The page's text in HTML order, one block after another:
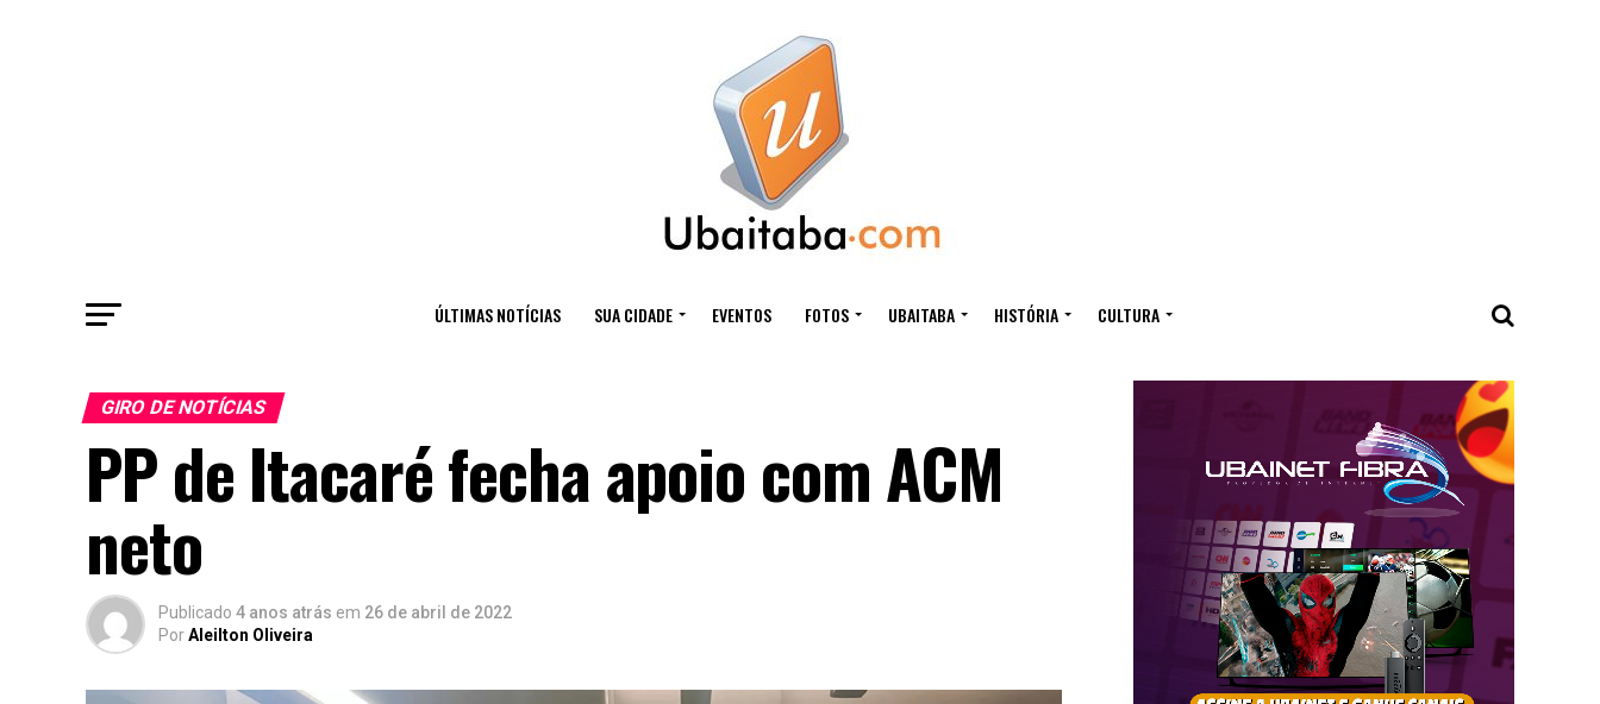
ÚLTIMAS NOTÍCIAS SUA CIDADE EVENTOS FOTOS UBAITABA HISTÓRIA CULTURA
GIRO DE NOTÍCIAS
PP de Itacaré fecha apoio com ACM
neto
Publicado 4 anos atrás em 26 de abril de 2022
PorAleilton Oliveira